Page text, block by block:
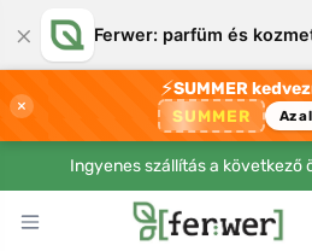
× Ferwer: parfüm és
×
⚡SUMMER
SUMMER Az
Ingyenes szállítás a következő